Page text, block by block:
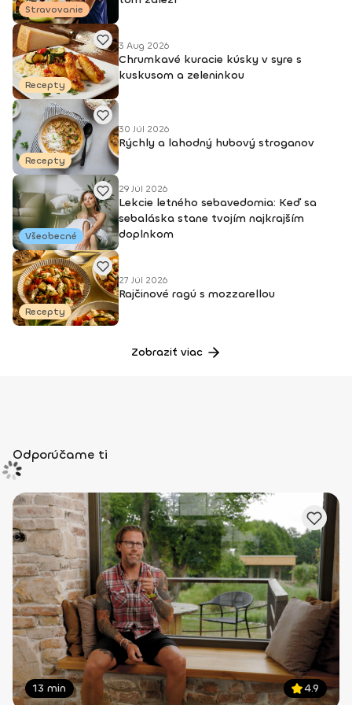
Stravovanie
Recepty
3 Aug 2026
Chrumkavé kuracie kúsky v syre s
kuskusom a zeleninkou
Recepty
30 Júl 2026
Rýchly a lahodný hubový stroganov
Všeobecné
29 Júl 2026
Lekcie letného sebavedomia: Keď sa
sebaláska stane tvojím najkrajším
doplnkom
Recepty
27 Júl 2026
Rajčinové ragú s mozzarellou
Zobraziť viac
Odporúčame ti
13 min 4.9